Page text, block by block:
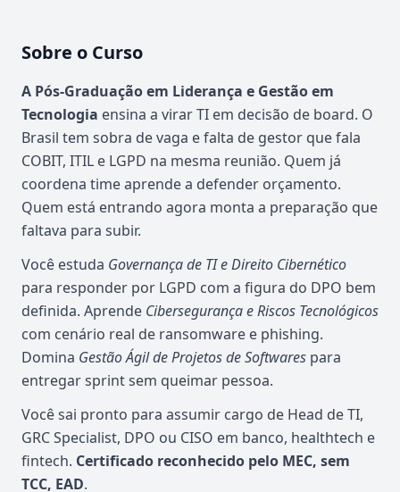
Sobre o Curso
Atualizado em abril de 2026
A Pós-Graduação em Liderança e Gestão em
Tecnologia ensina a virar TI em decisão de board. O
Brasil tem sobra de vaga e falta de gestor que fala
COBIT, ITIL e LGPD na mesma reunião. Quem já
coordena time aprende a defender orçamento.
Quem está entrando agora monta a preparação que
faltava para subir.
Você estuda Governança de TI e Direito Cibernético
para responder por LGPD com a figura do DPO bem
definida. Aprende Cibersegurança e Riscos Tecnológicos
com cenário real de ransomware e phishing.
Domina Gestão Ágil de Projetos de Softwares para
entregar sprint sem queimar pessoa.
Você sai pronto para assumir cargo de Head de TI,
GRC Specialist, DPO ou CISO em banco, healthtech e
fintech. Certificado reconhecido pelo MEC, sem
TCC, EAD.